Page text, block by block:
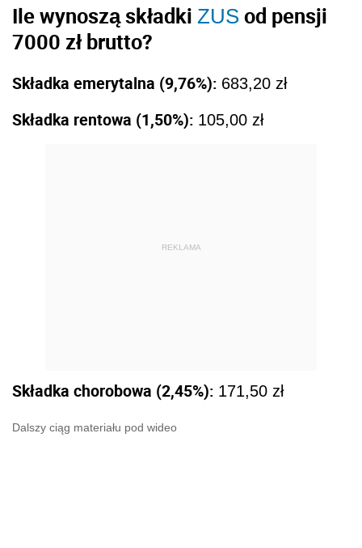
Ile wynoszą składki ZUS od pensji
7000 zł brutto?
Składka emerytalna (9,76%): 683,20 zł
Składka rentowa (1,50%): 105,00 zł
REKLAMA
Składka chorobowa (2,45%): 171,50 zł
Dalszy ciąg materiału pod wideo